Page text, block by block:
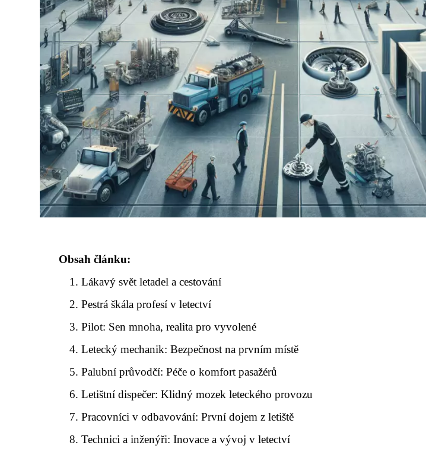
Obsah článku:
Lákavý svět letadel a cestování
Pestrá škála profesí v letectví
Pilot: Sen mnoha, realita pro vyvolené
Letecký mechanik: Bezpečnost na prvním místě
Palubní průvodčí: Péče o komfort pasažérů
Letištní dispečer: Klidný mozek leteckého provozu
Pracovníci v odbavování: První dojem z letiště
Technici a inženýři: Inovace a vývoj v letectví